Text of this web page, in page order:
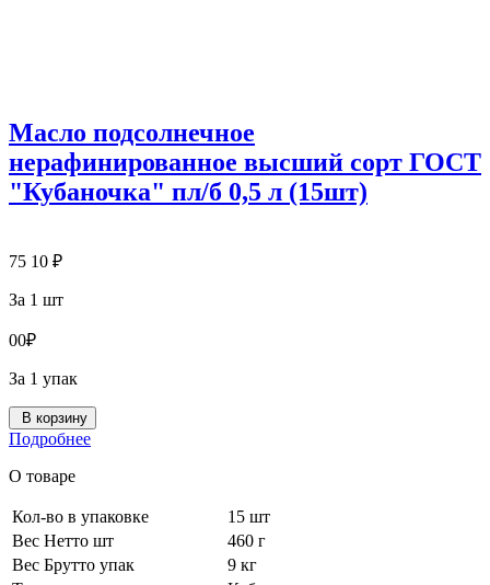
Масло подсолнечное
нерафинированное высший сорт ГОСТ
"Кубаночка" пл/б 0,5 л (15шт)
75 10 ₽
За 1 шт
00₽
За 1 упак
В корзину
Подробнее
О товаре
Кол-во в упаковке
15 шт
Вес Нетто шт
460 г
Вес Брутто упак
9 кг